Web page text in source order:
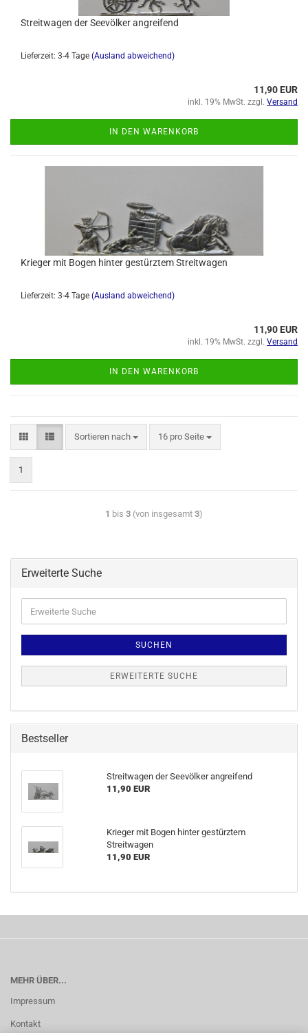
Streitwagen der Seevölker angreifend
Lieferzeit: 3-4 Tage (Ausland abweichend)
11,90 EUR
inkl. 19% MwSt. zzgl. Versand
IN DEN WARENKORB
Krieger mit Bogen hinter gestürztem Streitwagen
Lieferzeit: 3-4 Tage (Ausland abweichend)
11,90 EUR
inkl. 19% MwSt. zzgl. Versand
IN DEN WARENKORB
Sortieren nach 16 pro Seite
1
1 bis 3 (von insgesamt 3)
Erweiterte Suche
SUCHEN
ERWEITERTE SUCHE
Bestseller
Streitwagen der Seevölker angreifend
11,90 EUR
Krieger mit Bogen hinter gestürztem
Streitwagen
11,90 EUR
MEHR ÜBER...
Impressum
Kontakt